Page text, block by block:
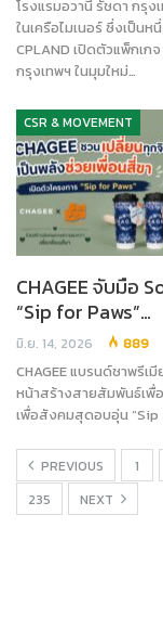
โรงแรมอวานี รัชดา กรุง
ในเครือไมเนอร์ ซึ่งเป็น
CPLAND เปิดตัวแพ็กเ
กรุงเทพฯ ในมุมใหม่…
CSR & MOVEMENT
CHAGEE จับมือ
“Sip for Paws”…
มิ.ย. 14, 2026 889
CHAGEE แบรนด์ชาพรีเ
หน้าสร้างสายสัมพันธ์เพื่
เพื่อสังคมสุดอบอุ่น “Sip
PREVIOUS 1
235
NEXT